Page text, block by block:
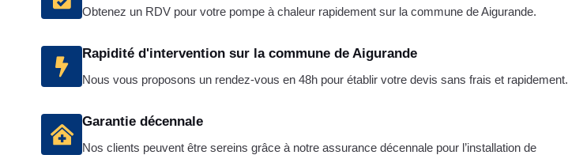
Obtenez un RDV pour votre pompe à chaleur rapidement sur la commune de Aigurande.
Rapidité d'intervention sur la commune de Aigurande
Nous vous proposons un rendez-vous en 48h pour établir votre devis sans frais et rapidement.
Garantie décennale
Nos clients peuvent être sereins grâce à notre assurance décennale pour l’installation de